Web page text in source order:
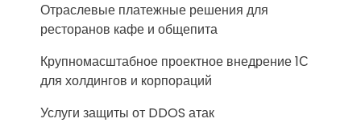
Отраслевые платежные решения для
ресторанов кафе и общепита
Крупномасштабное проектное внедрение 1С
для холдингов и корпораций
Услуги защиты от DDOS атак